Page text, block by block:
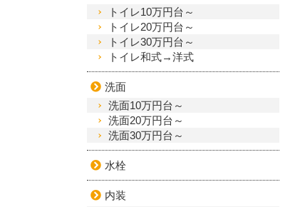
トイレ10万円台～
トイレ20万円台～
トイレ30万円台～
トイレ和式→洋式
洗面
洗面10万円台～
洗面20万円台～
洗面30万円台～
水栓
内装